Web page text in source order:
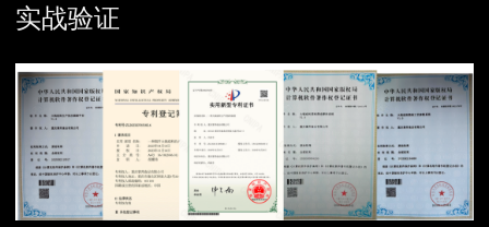
实战验证